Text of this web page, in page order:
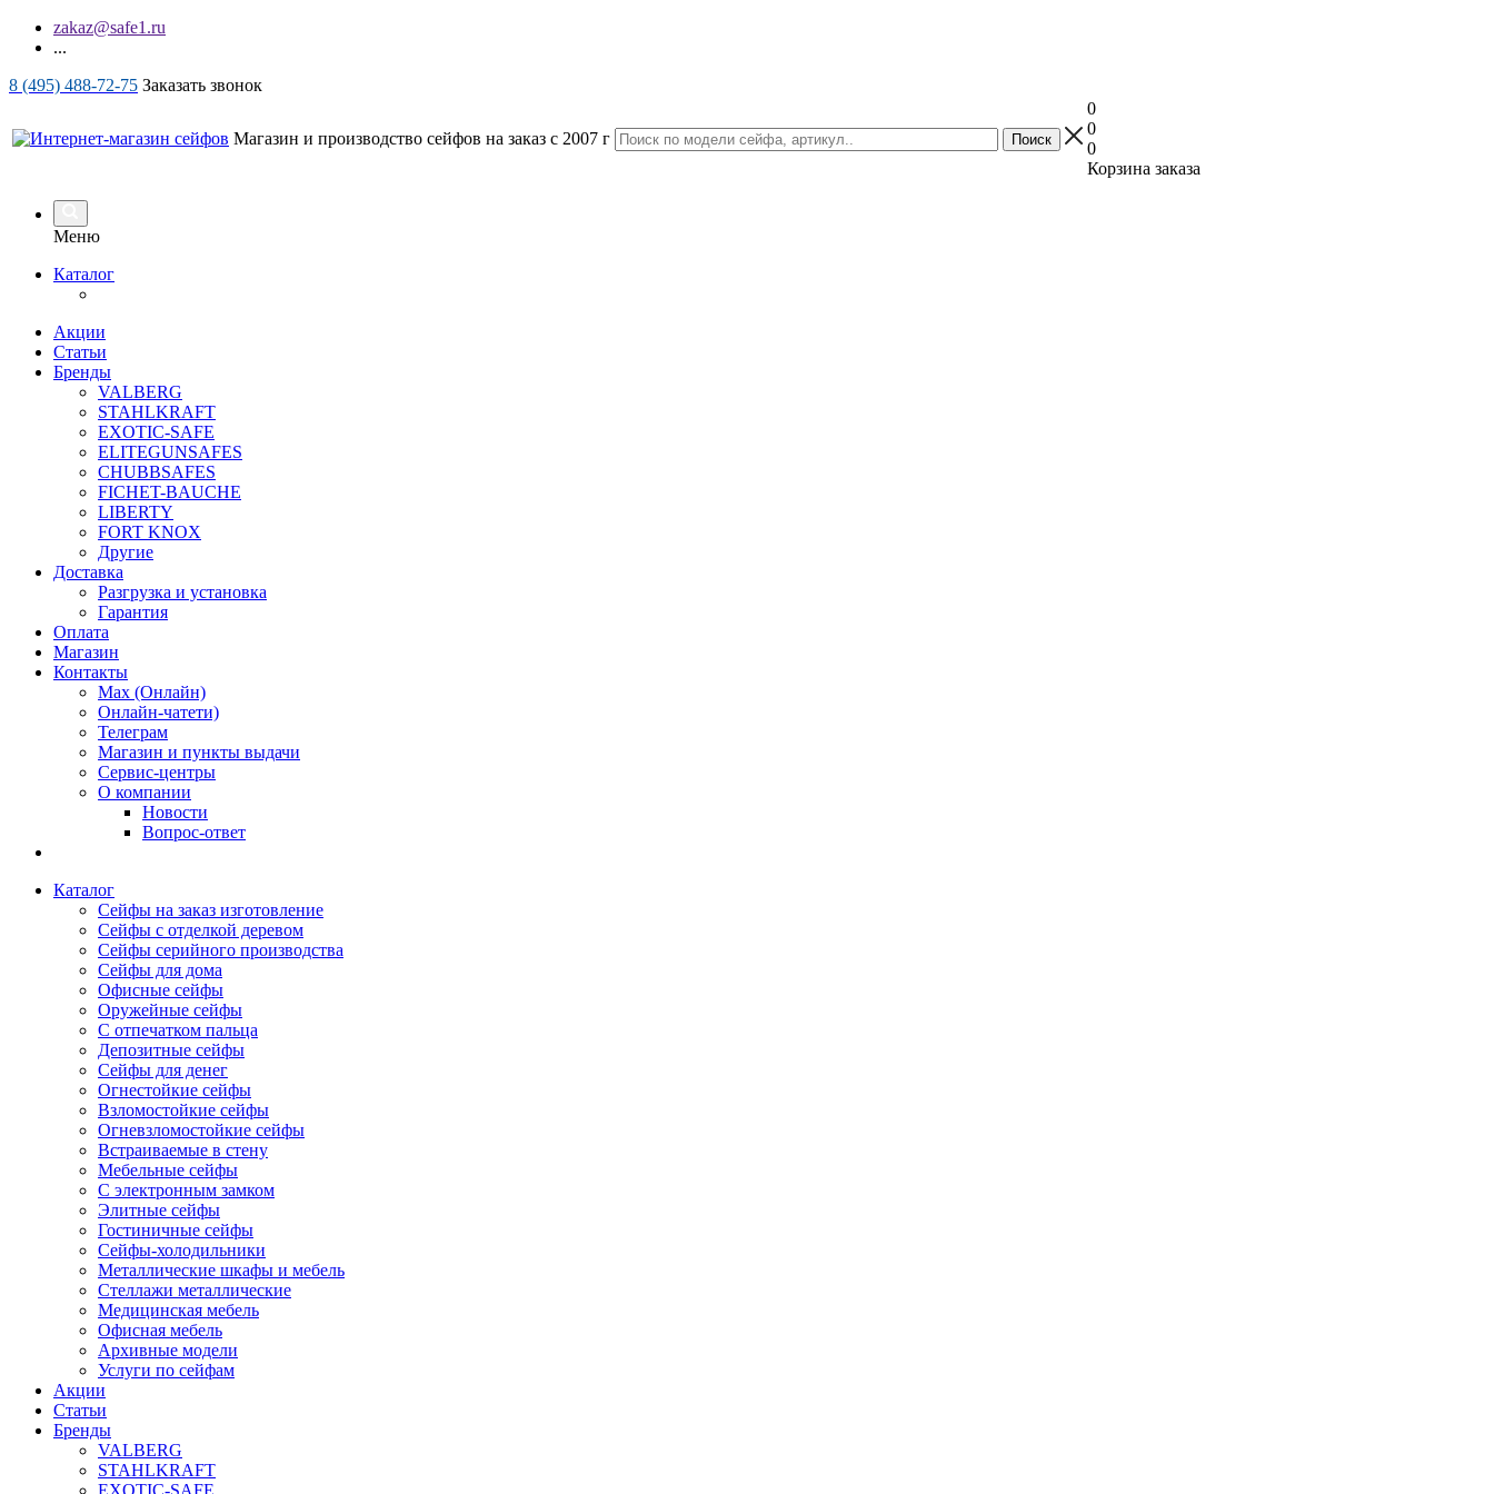
zakaz@safe1.ru
...
8 (495) 488-72-75 Заказать звонок
Магазин и производство сейфов на заказ с 2007 г
0
0
0
Корзина заказа
Меню
Каталог
Акции
Статьи
Бренды
VALBERG
STAHLKRAFT
EXOTIC-SAFE
ELITEGUNSAFES
CHUBBSAFES
FICHET-BAUCHE
LIBERTY
FORT KNOX
Другие
Доставка
Разгрузка и установка
Гарантия
Оплата
Магазин
Контакты
Max (Онлайн)
Онлайн-чатети)
Телеграм
Магазин и пункты выдачи
Сервис-центры
О компании
Новости
Вопрос-ответ
Каталог
Сейфы на заказ изготовление
Сейфы с отделкой деревом
Сейфы серийного производства
Сейфы для дома
Офисные сейфы
Оружейные сейфы
С отпечатком пальца
Депозитные сейфы
Сейфы для денег
Огнестойкие сейфы
Взломостойкие сейфы
Огневзломостойкие сейфы
Встраиваемые в стену
Мебельные сейфы
С электронным замком
Элитные сейфы
Гостиничные сейфы
Сейфы-холодильники
Металлические шкафы и мебель
Стеллажи металлические
Медицинская мебель
Офисная мебель
Архивные модели
Услуги по сейфам
Акции
Статьи
Бренды
VALBERG
STAHLKRAFT
EXOTIC-SAFE